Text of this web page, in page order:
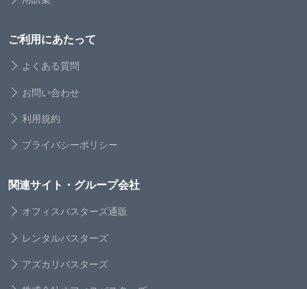
ご利用にあたって
よくある質問
お問い合わせ
利用規約
プライバシーポリシー
関連サイト・グループ会社
オフィスバスターズ通販
レンタルバスターズ
アズカリバスターズ